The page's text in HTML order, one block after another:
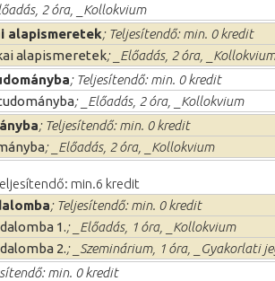
2 óra, _Kollokvium
alapismeretek; Teljesítendő: min. 0 kredit
alapismeretek; _Előadás, 2 óra, _Kollokvium
; Teljesítendő: min. 0 kredit
; _Előadás, 2 óra, _Kollokvium
; Teljesítendő: min. 0 kredit
; _Előadás, 2 óra, _Kollokvium
min.6 kredit
; Teljesítendő: min. 0 kredit
1.; _Előadás, 1 óra, _Kollokvium
2.; _Szeminárium, 1 óra, _Gyakorlati
min. 0 kredit